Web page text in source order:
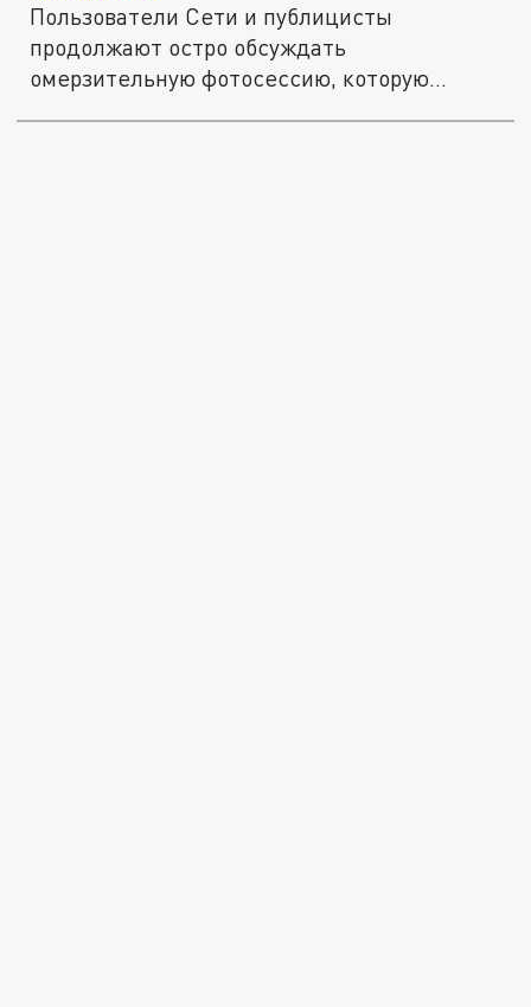
Пользователи Сети и публицисты
продолжают остро обсуждать
омерзительную фотосессию, которую